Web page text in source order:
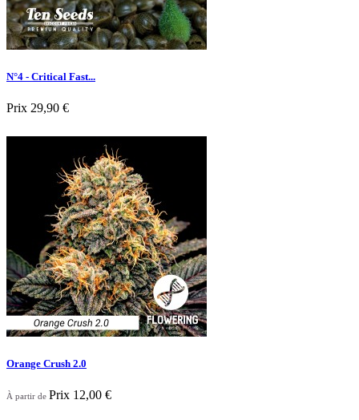
N°4 - Critical Fast...
Prix 29,90 €
Nouveau
Aperçu rapide
Orange Crush 2.0
À partir de Prix 12,00 €